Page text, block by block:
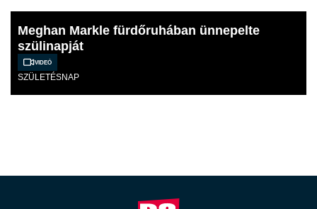
Meghan Markle fürdőruhában ünnepelte
szülinapját
Videó
SZÜLETÉSNAP